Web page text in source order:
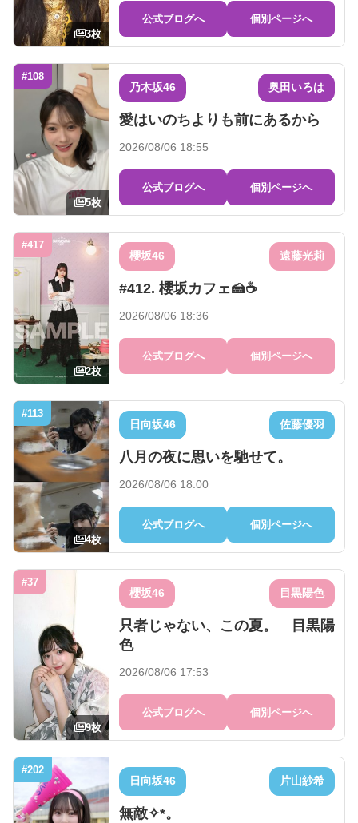
3枚
公式ブログへ 個別ページへ
#108
5枚
乃木坂46 奥田いろは
愛はいのちよりも前にあるから
2026/08/06 18:55
公式ブログへ 個別ページへ
#417
2枚
櫻坂46 遠藤光莉
#412. 櫻坂カフェ🍰☕️
2026/08/06 18:36
公式ブログへ 個別ページへ
#113
4枚
日向坂46 佐藤優羽
八月の夜に思いを馳せて。
2026/08/06 18:00
公式ブログへ 個別ページへ
#37
9枚
櫻坂46 目黒陽色
只者じゃない、この夏。 目黒陽
色
2026/08/06 17:53
公式ブログへ 個別ページへ
#202
日向坂46 片山紗希
無敵✧︎*。